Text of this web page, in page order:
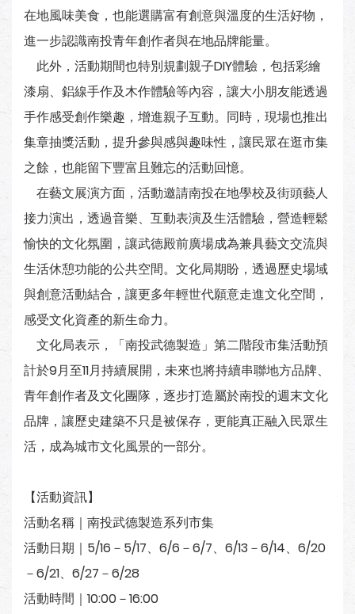
在地風味美食，也能選購富有創意與溫度的生活好物，
進一步認識南投青年創作者與在地品牌能量。
此外，活動期間也特別規劃親子DIY體驗，包括彩繪
漆扇、鋁線手作及木作體驗等內容，讓大小朋友能透過
手作感受創作樂趣，增進親子互動。同時，現場也推出
集章抽獎活動，提升參與感與趣味性，讓民眾在逛市集
之餘，也能留下豐富且難忘的活動回憶。
在藝文展演方面，活動邀請南投在地學校及街頭藝人
接力演出，透過音樂、互動表演及生活體驗，營造輕鬆
愉快的文化氛圍，讓武德殿前廣場成為兼具藝文交流與
生活休憩功能的公共空間。文化局期盼，透過歷史場域
與創意活動結合，讓更多年輕世代願意走進文化空間，
感受文化資產的新生命力。
文化局表示，「南投武德製造」第二階段市集活動預
計於9月至11月持續展開，未來也將持續串聯地方品牌、
青年創作者及文化團隊，逐步打造屬於南投的週末文化
品牌，讓歷史建築不只是被保存，更能真正融入民眾生
活，成為城市文化風景的一部分。
【活動資訊】
活動名稱｜南投武德製造系列市集
活動日期｜5/16－5/17、6/6－6/7、6/13－6/14、6/20
－6/21、6/27－6/28
活動時間｜10:00－16:00